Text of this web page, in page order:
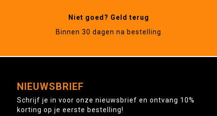
Niet goed? Geld terug
Binnen 30 dagen na bestelling
NIEUWSBRIEF
Schrijf je in voor onze nieuwsbrief en ontvang 10%
korting op je eerste bestelling!